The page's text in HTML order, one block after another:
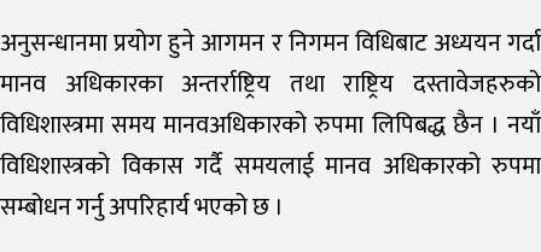
अनुसन्धानमा प्रयोग हुने आगमन र निगमन विधिबाट अध्ययन गर्दा
मानव अधिकारका अन्तर्राष्ट्रिय तथा राष्ट्रिय दस्तावेजहरुको
विधिशास्त्रमा समय मानवअधिकारको रुपमा लिपिबद्ध छैन । नयाँ
विधिशास्त्रको विकास गर्दै समयलाई मानव अधिकारको रुपमा
सम्बोधन गर्नु अपरिहार्य भएको छ ।